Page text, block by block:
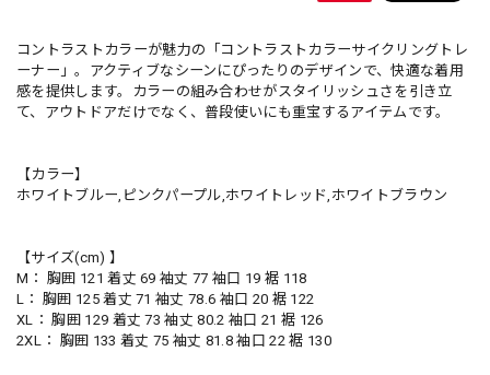
コントラストカラーが魅力の「コントラストカラーサイクリングトレ
ーナー」。アクティブなシーンにぴったりのデザインで、快適な着用
感を提供します。カラーの組み合わせがスタイリッシュさを引き立
て、アウトドアだけでなく、普段使いにも重宝するアイテムです。
【カラー】
ホワイトブルー,ピンクパープル,ホワイトレッド,ホワイトブラウン
【サイズ(cm) 】
M： 胸囲 121 着丈 69 袖丈 77 袖口 19 裾 118
L： 胸囲 125 着丈 71 袖丈 78.6 袖口 20 裾 122
XL： 胸囲 129 着丈 73 袖丈 80.2 袖口 21 裾 126
2XL： 胸囲 133 着丈 75 袖丈 81.8 袖口 22 裾 130